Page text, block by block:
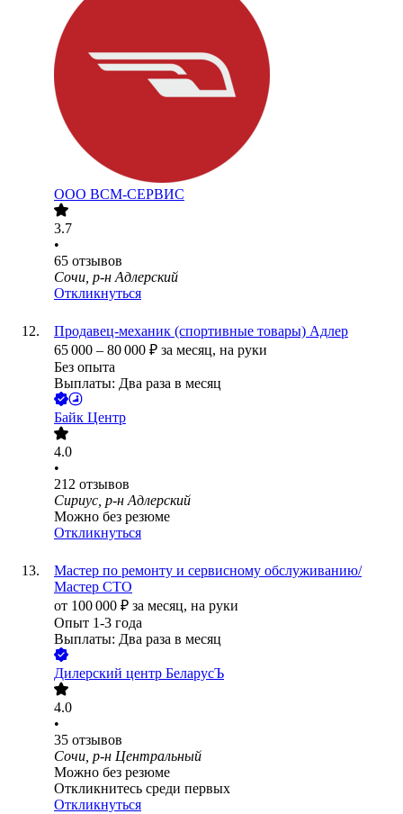
ООО ВСМ-СЕРВИС
3.7
•
65 отзывов
Сочи, р-н Адлерский
Откликнуться
Продавец-механик (спортивные товары) Адлер
65 000 – 80 000 ₽ за месяц, на руки
Без опыта
Выплаты: Два раза в месяц
Байк Центр
4.0
•
212 отзывов
Сириус, р-н Адлерский
Можно без резюме
Откликнуться
Мастер по ремонту и сервисному обслуживанию/
Мастер СТО
от 100 000 ₽ за месяц, на руки
Опыт 1-3 года
Выплаты: Два раза в месяц
Дилерский центр БеларусЪ
4.0
•
35 отзывов
Сочи, р-н Центральный
Можно без резюме
Откликнитесь среди первых
Откликнуться